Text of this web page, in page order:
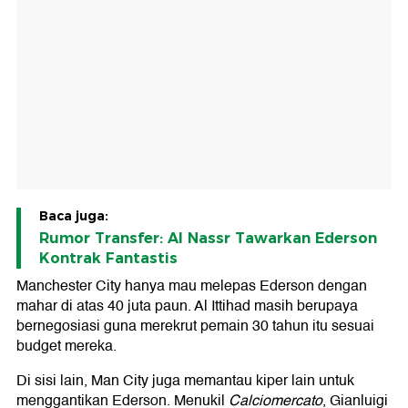
Baca juga:
Rumor Transfer: Al Nassr Tawarkan Ederson
Kontrak Fantastis
Manchester City hanya mau melepas Ederson dengan
mahar di atas 40 juta paun. Al Ittihad masih berupaya
bernegosiasi guna merekrut pemain 30 tahun itu sesuai
budget mereka.
Di sisi lain, Man City juga memantau kiper lain untuk
menggantikan Ederson. Menukil Calciomercato, Gianluigi